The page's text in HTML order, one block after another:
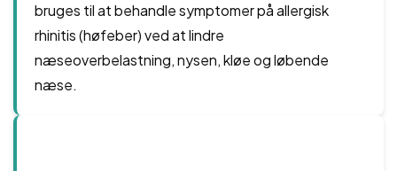
bruges til at behandle symptomer på allergisk
rhinitis (høfeber) ved at lindre
næseoverbelastning, nysen, kløe og løbende
næse.